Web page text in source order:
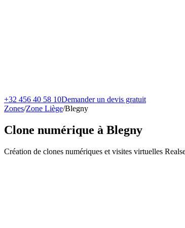
+32 456 40 58 10Demander un devis gratuit
Zones/Zone Liège/Blegny
Clone numérique à Blegny
Création de clones numériques et visites virtuelles